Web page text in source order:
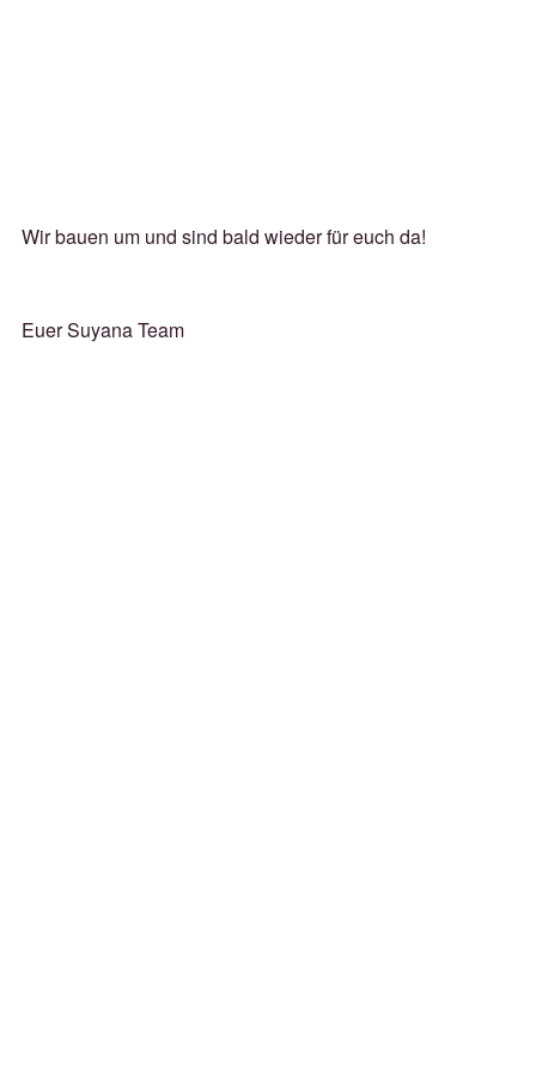
Wir bauen um und sind bald wieder für euch da!
Euer Suyana Team